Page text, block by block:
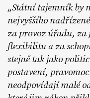
Státní tajemník by
nejvyššího
za provoz úřadu, za
flexibilitu a za
stejně tak jako
postavení,
neodpovídají malé